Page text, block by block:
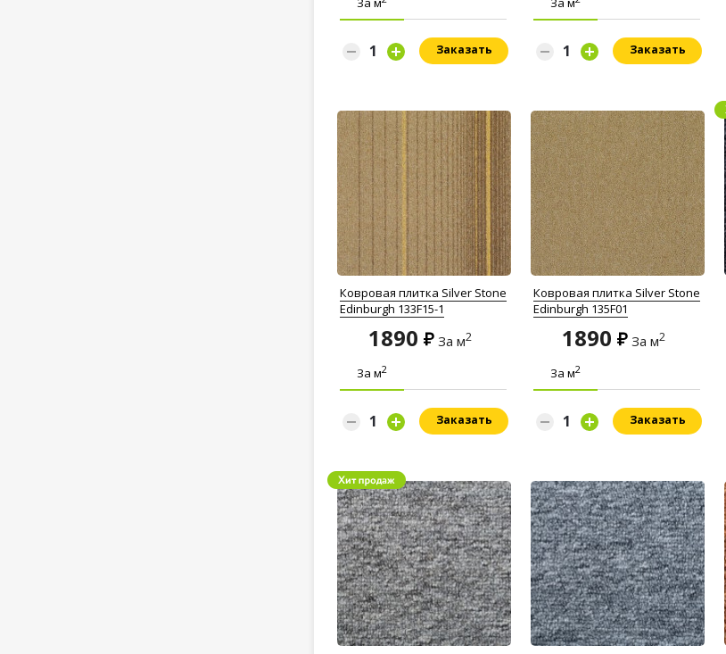
Заказать Заказать
Ковровая плитка Silver Stone
Edinburgh 133F15-1
1890 За м2
За м2
Заказать
Ковровая плитка Silver Stone
Edinburgh 135F01
1890 За м2
За м2
Заказать